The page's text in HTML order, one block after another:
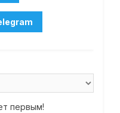
первым!